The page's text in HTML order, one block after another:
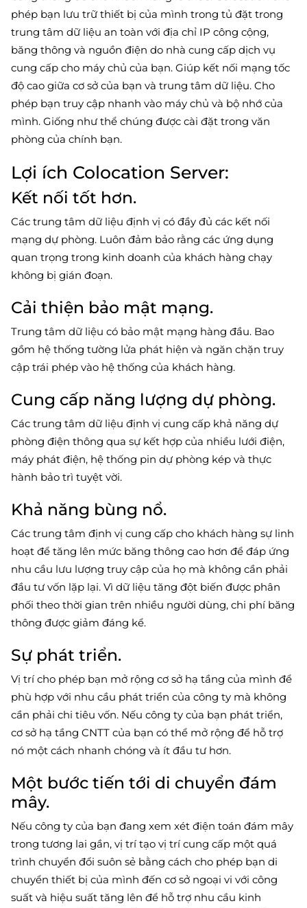
phép bạn lưu trữ thiết bị của mình trong tủ đặt trong
trung tâm dữ liệu an toàn với địa chỉ IP công cộng,
băng thông và nguồn điện do nhà cung cấp dịch vụ
cung cấp cho máy chủ của bạn. Giúp kết nối mạng tốc
độ cao giữa cơ sở của bạn và trung tâm dữ liệu. Cho
phép bạn truy cập nhanh vào máy chủ và bộ nhớ của
mình. Giống như thể chúng được cài đặt trong văn
phòng của chính bạn.
Lợi ích Colocation Server:
Kết nối tốt hơn.
Các trung tâm dữ liệu định vị có đầy đủ các kết nối
mạng dự phòng. Luôn đảm bảo rằng các ứng dụng
quan trọng trong kinh doanh của khách hàng chạy
không bị gián đoạn.
Cải thiện bảo mật mạng.
Trung tâm dữ liệu có bảo mật mạng hàng đầu. Bao
gồm hệ thống tường lửa phát hiện và ngăn chặn truy
cập trái phép vào hệ thống của khách hàng.
Cung cấp năng lượng dự phòng.
Các trung tâm dữ liệu định vị cung cấp khả năng dự
phòng điện thông qua sự kết hợp của nhiều lưới điện,
máy phát điện, hệ thống pin dự phòng kép và thực
hành bảo trì tuyệt vời.
Khả năng bùng nổ.
Các trung tâm định vị cung cấp cho khách hàng sự linh
hoạt để tăng lên mức băng thông cao hơn để đáp ứng
nhu cầu lưu lượng truy cập của họ mà không cần phải
đầu tư vốn lặp lại. Vì dữ liệu tăng đột biến được phân
phối theo thời gian trên nhiều người dùng, chi phí băng
thông được giảm đáng kể.
Sự phát triển.
Vị trí cho phép bạn mở rộng cơ sở hạ tầng của mình để
phù hợp với nhu cầu phát triển của công ty mà không
cần phải chi tiêu vốn. Nếu công ty của bạn phát triển,
cơ sở hạ tầng CNTT của bạn có thể mở rộng để hỗ trợ
nó một cách nhanh chóng và ít đầu tư hơn.
Một bước tiến tới di chuyển đám
mây.
Nếu công ty của bạn đang xem xét điện toán đám mây
trong tương lai gần, vị trí tạo vị trí cung cấp một quá
trình chuyển đổi suôn sẻ bằng cách cho phép bạn di
chuyển thiết bị của mình đến cơ sở ngoại vi với công
suất và hiệu suất tăng lên để hỗ trợ nhu cầu kinh